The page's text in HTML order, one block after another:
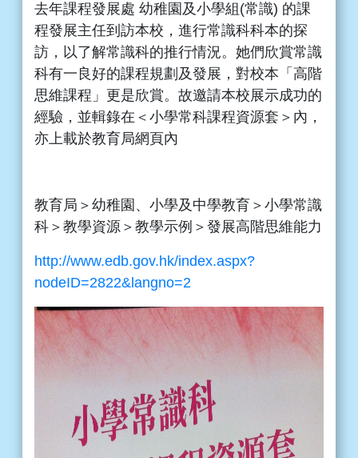
去年課程發展處 幼稚園及小學組(常識) 的課
程發展主任到訪本校，進行常識科科本的探
訪，以了解常識科的推行情況。她們欣賞常識
科有一良好的課程規劃及發展，對校本「高階
思維課程」更是欣賞。故邀請本校展示成功的
經驗，並輯錄在＜小學常科課程資源套＞內，
亦上載於教育局網頁內
教育局＞幼稚園、小學及中學教育＞小學常識
科＞教學資源＞教學示例＞發展高階思維能力
http://www.edb.gov.hk/index.aspx?
nodeID=2822&langno=2